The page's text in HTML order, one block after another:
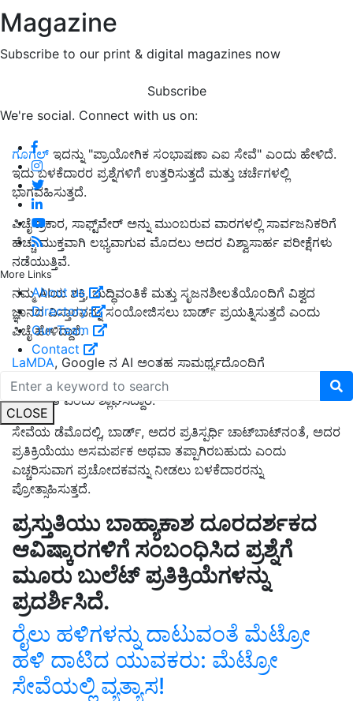
Magazine
Subscribe to our print & digital magazines now
Subscribe
We're social. Connect with us on:
More Links
About us
Directory
Our Team
Contact
CLOSE
ಗೂಗಲ್‌ ಇದನ್ನು "ಪ್ರಾಯೋಗಿಕ ಸಂಭಾಷಣಾ ಎಐ ಸೇವೆ" ಎಂದು ಹೇಳಿದೆ.
ಇದು ಬಳಕೆದಾರರ ಪ್ರಶ್ನೆಗಳಿಗೆ ಉತ್ತರಿಸುತ್ತದೆ ಮತ್ತು ಚರ್ಚೆಗಳಲ್ಲಿ
ಭಾಗವಹಿಸುತ್ತದೆ.
ಪಿಚೈ ಪ್ರಕಾರ, ಸಾಫ್ಟ್‌ವೇರ್ ಅನ್ನು ಮುಂಬರುವ ವಾರಗಳಲ್ಲಿ ಸಾರ್ವಜನಿಕರಿಗೆ
ಹೆಚ್ಚು ಮುಕ್ತವಾಗಿ ಲಭ್ಯವಾಗುವ ಮೊದಲು ಅದರ ವಿಶ್ವಾಸಾರ್ಹ ಪರೀಕ್ಷೆಗಳು
ನಡೆಯುತ್ತಿವೆ.
ನಮ್ಮ AIಯ ಶಕ್ತಿ, ಬುದ್ಧಿವಂತಿಕೆ ಮತ್ತು ಸೃಜನಶೀಲತೆಯೊಂದಿಗೆ ವಿಶ್ವದ
ಜ್ಞಾನದ ವಿಸ್ತಾರವನ್ನು ಸಂಯೋಜಿಸಲು ಬಾರ್ಡ್ ಪ್ರಯತ್ನಿಸುತ್ತದೆ ಎಂದು
ಪಿಚೈ ಹೇಳಿದ್ದಾರೆ.
LaMDA, Google ನ AI ಅಂತಹ ಸಾಮರ್ಥ್ಯದೊಂದಿಗೆ
ಬರವಣಿಗೆಯನ್ನು ಬರೆದಿದೆ, ಕಳೆದ ವರ್ಷ ಕಾರ್ಪೊರೇಟ್ ಡೆವಲಪರ್ ಇದನ್ನು
ಬುದ್ಧಿವಂತ ಎಂದು ಶ್ಲಾಘಿಸಿದ್ದಾರೆ.
ಸೇವೆಯ ಡೆಮೊದಲ್ಲಿ, ಬಾರ್ಡ್, ಅದರ ಪ್ರತಿಸ್ಪರ್ಧಿ ಚಾಟ್‌ಬಾಟ್‌ನಂತೆ, ಅದರ
ಪ್ರತಿಕ್ರಿಯೆಯು ಅಸಮರ್ಪಕ ಅಥವಾ ತಪ್ಪಾಗಿರಬಹುದು ಎಂದು
ಎಚ್ಚರಿಸುವಾಗ ಪ್ರಚೋದಕವನ್ನು ನೀಡಲು ಬಳಕೆದಾರರನ್ನು
ಪ್ರೋತ್ಸಾಹಿಸುತ್ತದೆ.
ಪ್ರಸ್ತುತಿಯು ಬಾಹ್ಯಾಕಾಶ ದೂರದರ್ಶಕದ
ಆವಿಷ್ಕಾರಗಳಿಗೆ ಸಂಬಂಧಿಸಿದ ಪ್ರಶ್ನೆಗೆ
ಮೂರು ಬುಲೆಟ್ ಪ್ರತಿಕ್ರಿಯೆಗಳನ್ನು
ಪ್ರದರ್ಶಿಸಿದೆ.
ರೈಲು ಹಳಿಗಳನ್ನು ದಾಟುವಂತೆ ಮೆಟ್ರೋ
ಹಳಿ ದಾಟಿದ ಯುವಕರು: ಮೆಟ್ರೋ
ಸೇವೆಯಲ್ಲಿ ವ್ಯತ್ಯಾಸ!